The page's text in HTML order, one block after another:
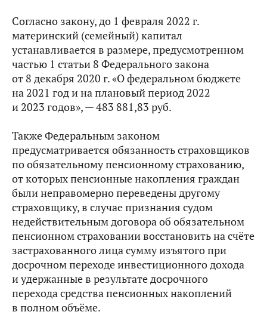
Согласно закону, до 1 февраля 2022 г.
материнский (семейный) капитал
устанавливается в размере, предусмотренном
частью 1 статьи 8 Федерального закона
от 8 декабря 2020 г. «О федеральном бюджете
на 2021 год и на плановый период 2022
и 2023 годов», — 483 881,83 руб.
Также Федеральным законом
предусматривается обязанность страховщиков
по обязательному пенсионному страхованию,
от которых пенсионные накопления граждан
были неправомерно переведены другому
страховщику, в случае признания судом
недействительным договора об обязательном
пенсионном страховании восстановить на счёте
застрахованного лица сумму изъятого при
досрочном переходе инвестиционного дохода
и удержанные в результате досрочного
перехода средства пенсионных накоплений
в полном объёме.